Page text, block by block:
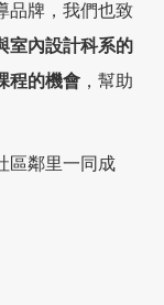
品牌，我們也致
室內設計科系的
程的機會 ，幫助
區鄰里一同成